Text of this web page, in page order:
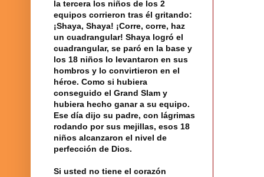
la tercera los niños de los 2
equipos corrieron tras él gritando:
¡Shaya, Shaya! ¡Corre, corre, haz
un cuadrangular! Shaya logró el
cuadrangular, se paró en la base y
los 18 niños lo levantaron en sus
hombros y lo convirtieron en el
héroe. Como si hubiera
conseguido el Grand Slam y
hubiera hecho ganar a su equipo.
Ese día dijo su padre, con lágrimas
rodando por sus mejillas, esos 18
niños alcanzaron el nivel de
perfección de Dios.
Si usted no tiene el corazón